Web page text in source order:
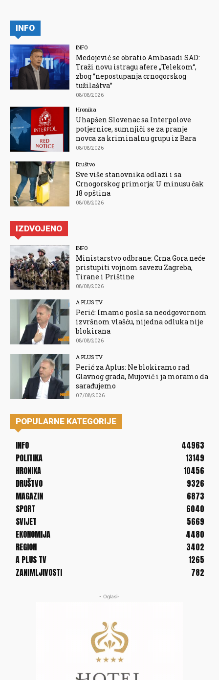
INFO
INFO
Medojević se obratio Ambasadi SAD:
Traži novu istragu afere „Telekom“,
zbog “nepostupanja crnogorskog
tužilaštva”
08/08/2026
Hronika
Uhapšen Slovenac sa Interpolove
potjernice, sumnjiči se za pranje
novca za kriminalnu grupu iz Bara
08/08/2026
Društvo
Sve više stanovnika odlazi i sa
Crnogorskog primorja: U minusu čak
18 opština
08/08/2026
IZDVOJENO
INFO
Ministarstvo odbrane: Crna Gora neće
pristupiti vojnom savezu Zagreba,
Tirane i Prištine
08/08/2026
A PLUS TV
Perić: Imamo posla sa neodgovornom
izvršnom vlašću, nijedna odluka nije
blokirana
08/08/2026
A PLUS TV
Perić za Aplus: Ne blokiramo rad
Glavnog grada, Mujović i ja moramo da
sarađujemo
07/08/2026
POPULARNE KATEGORIJE
INFO
44963
POLITIKA
13149
HRONIKA
10456
DRUŠTVO
9326
MAGAZIN
6873
SPORT
6040
SVIJET
5669
EKONOMIJA
4480
REGION
3402
A PLUS TV
1265
ZANIMLJIVOSTI
782
- Oglasi-